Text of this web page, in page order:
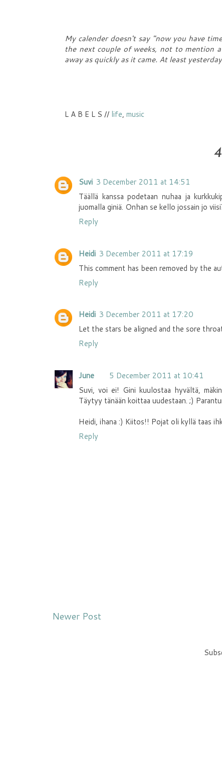
My calender doesn't say "now you have
the next couple of weeks, not to mention
away as quickly as it came. At least
L A B E L S // life, music
Suvi 3 December 2011 at 14:51
Täällä kanssa podetaan nuhaa ja
juomalla giniä. Onhan se kello jossain jo
Reply
Heidi 3 December 2011 at 17:19
This comment has been removed by the
Reply
Heidi 3 December 2011 at 17:20
Let the stars be aligned and the sore
Reply
June
5 December 2011 at 10:41
Suvi, voi ei! Gini kuulostaa hyvältä,
Täytyy tänään koittaa uudestaan. ;)
Heidi, ihana :) Kiitos!! Pojat oli kyllä taas
Reply
Newer Post